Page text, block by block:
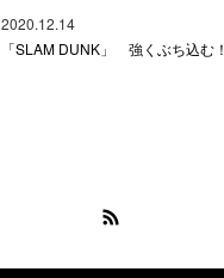
2020.12.14
「SLAM DUNK」 強くぶち込む！